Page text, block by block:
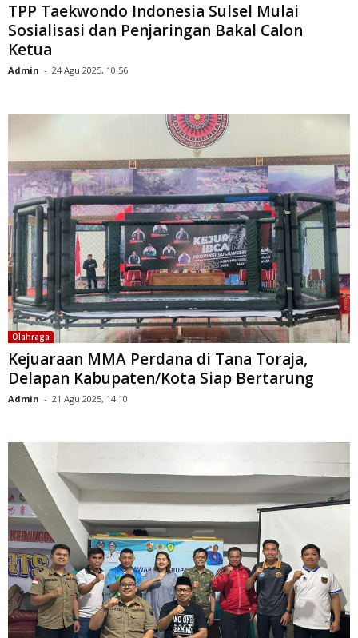
TPP Taekwondo Indonesia Sulsel Mulai
Sosialisasi dan Penjaringan Bakal Calon
Ketua
Admin - 24 Agu 2025, 10.56
Olahraga
Kejuaraan MMA Perdana di Tana Toraja,
Delapan Kabupaten/Kota Siap Bertarung
Admin - 21 Agu 2025, 14.10